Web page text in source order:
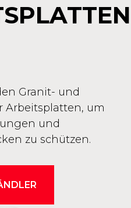
Granit- und
Arbeitsplatten, um
und
zu schützen.